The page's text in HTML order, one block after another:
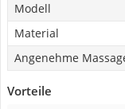
Modell
Material
Angenehme
Vorteile